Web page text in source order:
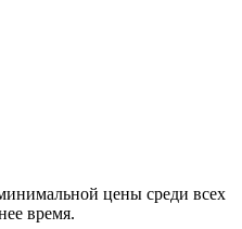
цены среди всех
время.